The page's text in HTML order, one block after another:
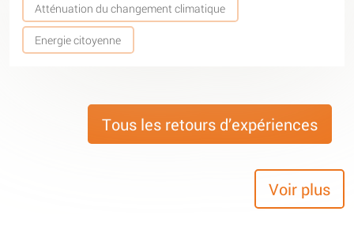
Atténuation du changement climatique
Energie citoyenne
Tous les retours d’expériences
Voir plus